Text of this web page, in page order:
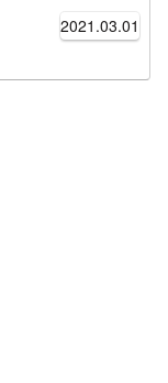
にある。番組MCは第1弾
放送は2021年8月3日放
王者＆コント王者や新世
2021.03.01